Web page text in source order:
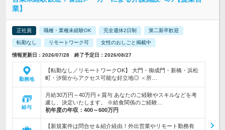
業】
正社員 職種・業種未経験OK 完全週休2日制 第二新卒歓迎
転勤なし リモートワーク可 女性のおしごと掲載中
情報更新日：2026/07/28 終了予定日：2026/08/27
勤務地
【転勤なし／リモートワークOK】 大門・御成門・新橋・浜松
町・汐留からアクセス可能な好立地◎ ＜所…
給与
月給30万円～40万円＋賞与 あなたのご経験やスキルなどを考
慮し、決定いたします。 ※給食関係のご経験…
初年度の年収： 400～600万円
【新規案件は問合せ＆紹介経由！外出営業やリモート勤務有